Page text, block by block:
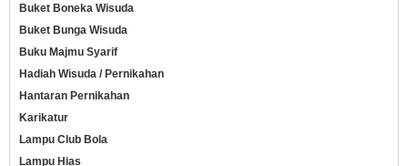
Buket Boneka Wisuda
Buket Bunga Wisuda
Buku Majmu Syarif
Hadiah Wisuda / Pernikahan
Hantaran Pernikahan
Karikatur
Lampu Club Bola
Lampu Hias